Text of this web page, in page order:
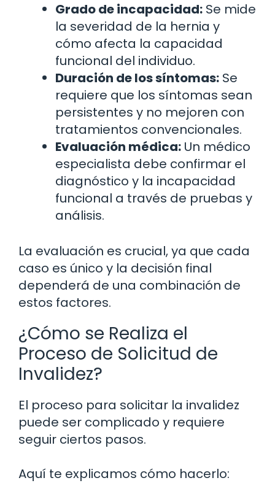
Grado de incapacidad: Se mide
la severidad de la hernia y
cómo afecta la capacidad
funcional del individuo.
Duración de los síntomas: Se
requiere que los síntomas sean
persistentes y no mejoren con
tratamientos convencionales.
Evaluación médica: Un médico
especialista debe confirmar el
diagnóstico y la incapacidad
funcional a través de pruebas y
análisis.
La evaluación es crucial, ya que cada
caso es único y la decisión final
dependerá de una combinación de
estos factores.
¿Cómo se Realiza el
Proceso de Solicitud de
Invalidez?
El proceso para solicitar la invalidez
puede ser complicado y requiere
seguir ciertos pasos.
Aquí te explicamos cómo hacerlo: